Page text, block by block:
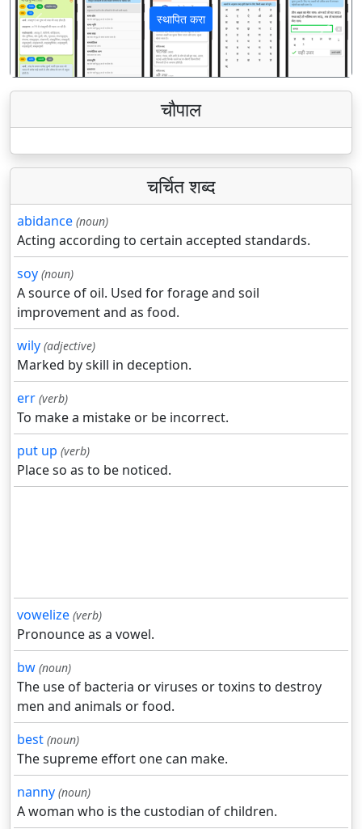
स्थापित करा
पिछला अगला
चौपाल
चर्चित शब्द
abidance (noun)
Acting according to certain accepted standards.
soy (noun)
A source of oil. Used for forage and soil
improvement and as food.
wily (adjective)
Marked by skill in deception.
err (verb)
To make a mistake or be incorrect.
put up (verb)
Place so as to be noticed.
vowelize (verb)
Pronounce as a vowel.
bw (noun)
The use of bacteria or viruses or toxins to destroy
men and animals or food.
best (noun)
The supreme effort one can make.
nanny (noun)
A woman who is the custodian of children.